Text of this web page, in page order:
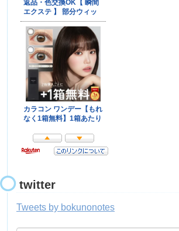
twitter
Tweets by bokunonotes